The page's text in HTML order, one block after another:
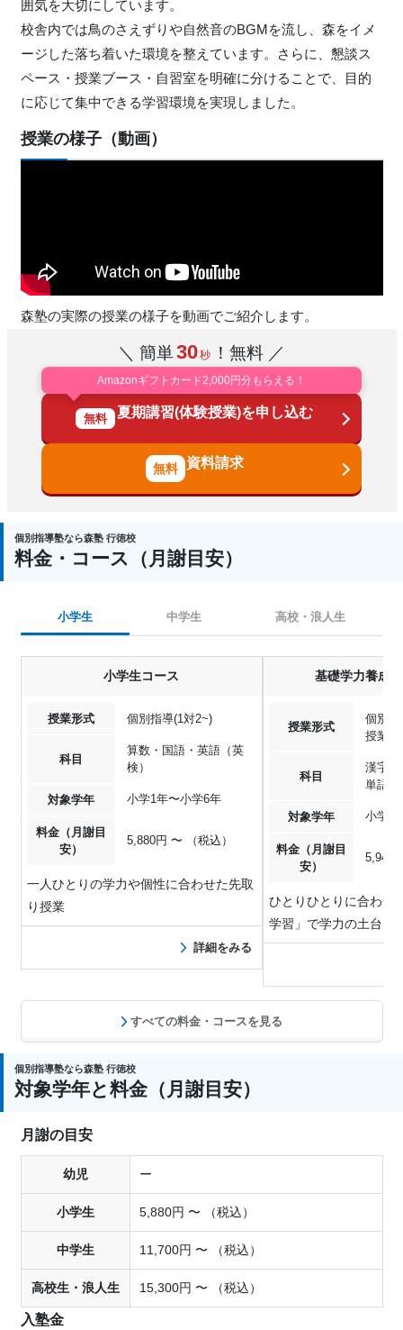
囲気を大切にしています。
校舎内では鳥のさえずりや自然音のBGMを流し、森をイメ
ージした落ち着いた環境を整えています。さらに、懇談ス
ペース・授業ブース・自習室を明確に分けることで、目的
に応じて集中できる学習環境を実現しました。
授業の様子（動画）
森塾の実際の授業の様子を動画でご紹介します。
＼ 簡単30秒 ！無料 ／
Amazonギフトカード2,000円分もらえる！
無料 夏期講習(体験授業)を申し込む
資料請求
個別指導塾なら森塾 行徳校
料金・コース（月謝目安）
小学生 中学生 高校・浪人生
小学生コース
授業形式 個別指導(1対2~)
科目
算数・国語・英語（英
検）
対象学年 小学1年〜小学6年
料金（月謝目
安）
5,880円 〜 （税込）
一人ひとりの学力や個性に合わせた先取
り授業
詳細をみる
基礎学力養成
授業形式
個別指
授業,
科目
漢字・
単語
対象学年 小学1
料金（月謝目
安）
5,940
ひとりひとりに合わせ
学習」で学力の土台を
すべての料金・コースを見る
個別指導塾なら森塾 行徳校
対象学年と料金（月謝目安）
月謝の目安
幼児 ー
小学生 5,880円 〜 （税込）
中学生 11,700円 〜 （税込）
高校生・浪人生 15,300円 〜 （税込）
入塾金